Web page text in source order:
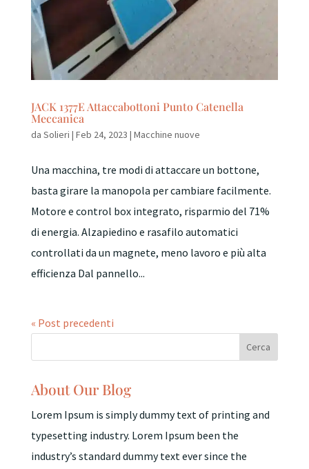
JACK 1377E Attaccabottoni Punto Catenella
Meccanica
da Solieri | Feb 24, 2023 | Macchine nuove
Una macchina, tre modi di attaccare un bottone,
basta girare la manopola per cambiare facilmente.
Motore e control box integrato, risparmio del 71%
di energia. Alzapiedino e rasafilo automatici
controllati da un magnete, meno lavoro e più alta
efficienza Dal pannello...
« Post precedenti
About Our Blog
Lorem Ipsum is simply dummy text of printing and
typesetting industry. Lorem Ipsum been the
industry’s standard dummy text ever since the